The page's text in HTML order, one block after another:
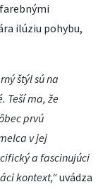
ilúziu pohybu,
štýl sú na
Teší ma, že
prvú
v jej
a fascinujúci
kontext,“uvádza